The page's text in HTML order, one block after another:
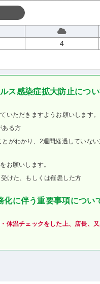
4
ス感染症拡大防止につ
いただきますようお願いします。
ある方
がわかり、2週間経過していな
お願いします。
けた、もしくは罹患した方
化に伴う重要事項につい
体温チェックをした上、店長、